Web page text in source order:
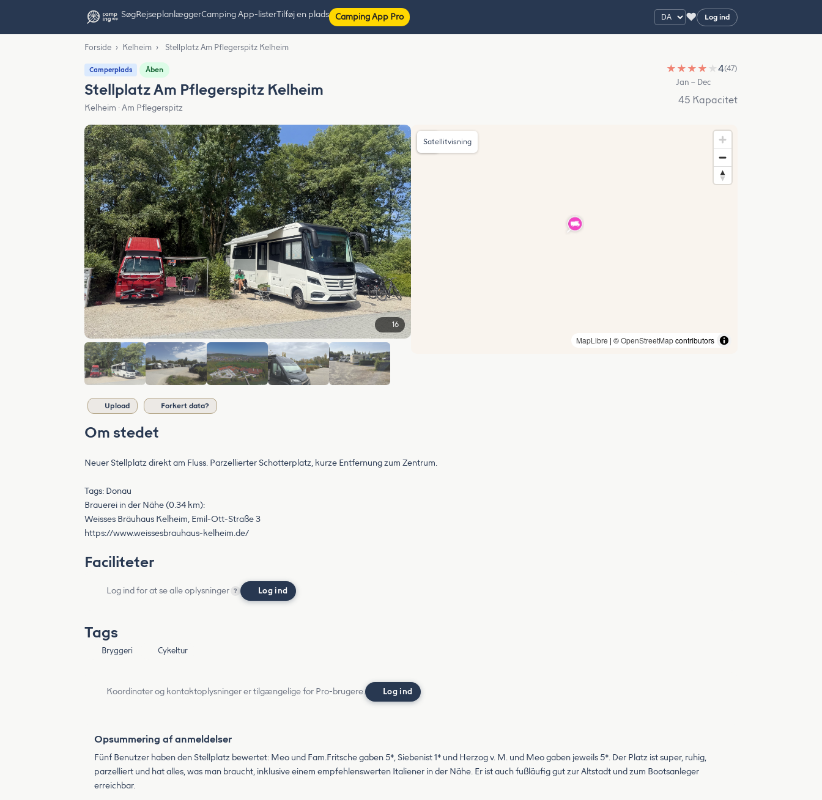
SøgRejseplanlæggerCamping App-listerTilføj en plads Camping App Pro ♥ Log ind
Forside › Kelheim › Stellplatz Am Pflegerspitz Kelheim
Camperplads Åben
Stellplatz Am Pflegerspitz Kelheim
Kelheim · Am Pflegerspitz
★ ★ ★ ★ ★4(47)
Jan – Dec
45 Kapacitet
16
MapLibre | ©OpenStreetMapcontributors
Satellitvisning
Upload Forkert data?
Om stedet
Neuer Stellplatz direkt am Fluss. Parzellierter Schotterplatz, kurze Entfernung zum Zentrum.
Tags: Donau
Brauerei in der Nähe (0.34 km):
Weisses Bräuhaus Kelheim, Emil-Ott-Straße 3
https://www.weissesbrauhaus-kelheim.de/
Faciliteter
Log ind for at se alle oplysninger ? Log ind
Tags
Bryggeri Cykeltur
Koordinater og kontaktoplysninger er tilgængelige for Pro-brugere. Log ind
Opsummering af anmeldelser
Fünf Benutzer haben den Stellplatz bewertet: Meo und Fam.Fritsche gaben 5*, Siebenist 1* und Herzog v. M. und Meo gaben jeweils 5*. Der Platz ist super, ruhig,
parzelliert und hat alles, was man braucht, inklusive einem empfehlenswerten Italiener in der Nähe. Er ist auch fußläufig gut zur Altstadt und zum Bootsanleger
erreichbar.